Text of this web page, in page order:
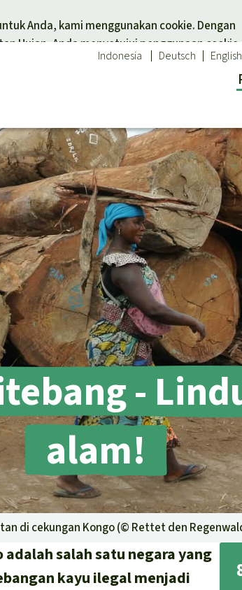
Anda, kami menggunakan cookie. Dengan
Hujan, Anda menyetujui penggunaan cookie.
Indonesia Deutsch English
Donasi untuk wilayah
Asia Tenggara
Afrika
Amerika Latin
di cekungan Kongo (© Rettet den
-
alam!
salah satu negara yang
kayu ilegal menjadi